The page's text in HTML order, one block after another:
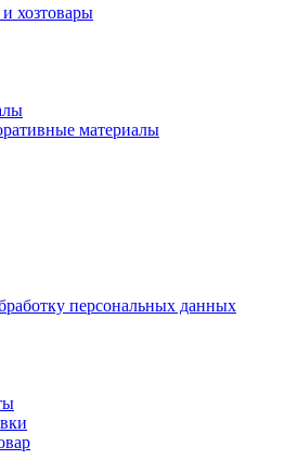
хозтовары
материалы
персональных данных